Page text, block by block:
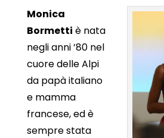
Monica
Bormetti è nata
negli anni ’80 nel
cuore delle Alpi
da papà italiano
e mamma
francese, ed è
sempre stata